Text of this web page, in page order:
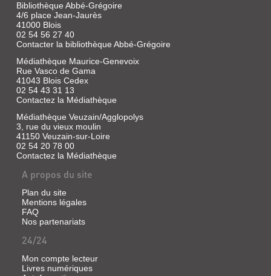
DROITE
Livre
|
Bénard,
Daniel
|
Alan
Sutton,
2002
(Mémoire
en
images)
De
Menars
Grouets
des
faubourgs
de
Blois
La
Chapelle-
Vendômoise,
les
Bibliothèque Abbé-Grégoire
4/6 place Jean-Jaurès
41000 Blois
02 54 56 27 40
Contacter la bibliothèque Abbé-Grégoire
Médiathèque Maurice-Genevoix
Rue Vasco de Gama
41043 Blois Cedex
02 54 43 31 13
Contactez la Médiathèque
Médiathèque Veuzain/Agglopolys
3, rue du vieux moulin
41150 Veuzain-sur-Loire
02 54 20 78 00
Contactez la Médiathèque
A propos du site
Plan du site
Mentions légales
FAQ
Nos partenariats
24/24
Mon compte lecteur
Livres numériques